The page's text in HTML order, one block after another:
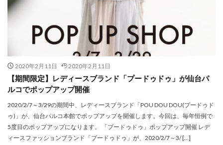
2020年2月11日 2020年2月11日
【期間限定】レディースブランド「プードゥドゥ」が仙台パ
ルコでポップアップ開催
2020/2/7～3/29の期間中、レディースブランド「POU DOU DOU(プードゥド
ゥ)」が、仙台パルコ本館でポップアップを開催します。今回は、毎年恒例で
5度目のポップアップになります。 「プードゥドゥ」ポップアップ開催 レデ
ィースファッションブランド「プードゥドゥ」が、2020/2/7～3/ […]
クリーンテックス・ジャパン
グラマル
グランドセイコーフェア
グリーンルーム
グループラン
グレイ
グローバルユニット
ケイトスペードニューヨーク
ケミカルリアクション
ケーティーキヨコタカセ
ゲッターズ飯田
コムサコンフォート
コムサプラチナ
コラボ企画
コロンビア コーチ
コーチメンズ
コート
コーナー ゴスペルライブ
サイン会
サロン・ド・アルファード
サンキューマート